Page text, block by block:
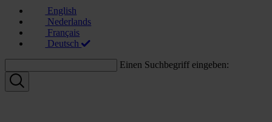
English
Nederlands
Français
Deutsch
Einen Suchbegriff eingeben: